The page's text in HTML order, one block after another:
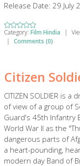
Release Date: 29 July
Category: Film Hindia |
|
Comments (0)
Citizen
CITIZEN SOLDIER is
of view of a group of
Guard's 45th Infantry
World War II as the
dangerous parts of
a heart-pounding,
modern day Band of